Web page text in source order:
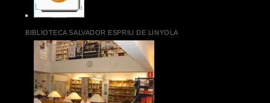
BIBLIOTECA SALVADOR ESPRIU DE LINYOLA